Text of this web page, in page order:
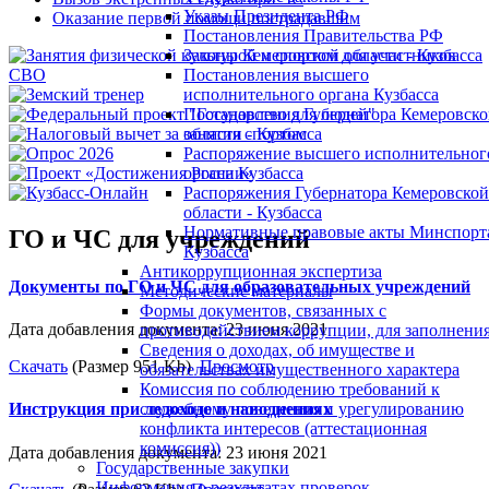
Указы Президента РФ
Постановления Правительства РФ
Законы Кемеровской области - Кузбасса
Постановления высшего
исполнительного органа Кузбасса
Постановления Губернатора
области - Кузбасса
Распоряжение высшего
органа Кузбасса
Распоряжения Губернатора Кемеровской
области - Кузбасса
Нормативные правовые акты
Кузбасса
Антикоррупционная экспертиза
Методические материалы
Формы документов, связанных с
противодействием коррупции, для
Сведения о доходах, об имуществе и
обязательствах имущественного характера
Комиссия по соблюдению требований к
служебному поведению и урегулированию
конфликта интересов (аттестационная
комиссия))
Государственные закупки
Оказание первой помощи пострадавшим
ГО и ЧС для учреждений
Документы по ГО и ЧС для образовательных учреждений
Дата добавления документа: 23 июня 2021
Скачать (Размер 951 Kb)Просмотр
Инструкция при ледоходе и наводнениях
Дата добавления документа: 23 июня 2021